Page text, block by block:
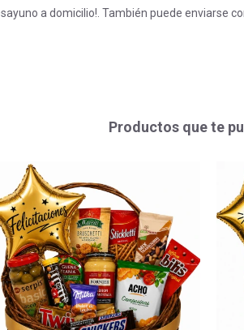
a domicilio!. También puede enviarse
Productos que te